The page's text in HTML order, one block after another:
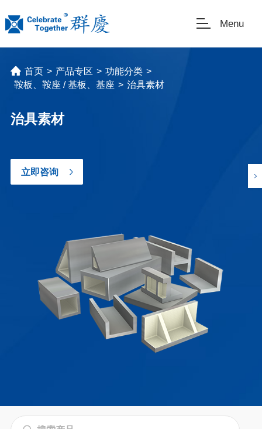
Menu
首页 > 产品专区 > 功能分类 >
鞍板、鞍座 / 基板、基座 > 治具素材
治具素材
立即咨询